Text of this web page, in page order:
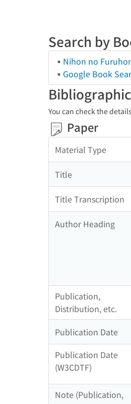
Search by
Nihon no
Google Book
You can check the
Paper
Material Type
Title
Title Transcription
Author Heading
Publication,
Distribution, etc.
Publication Date
Publication Date
(W3CDTF)
Note (Publication,